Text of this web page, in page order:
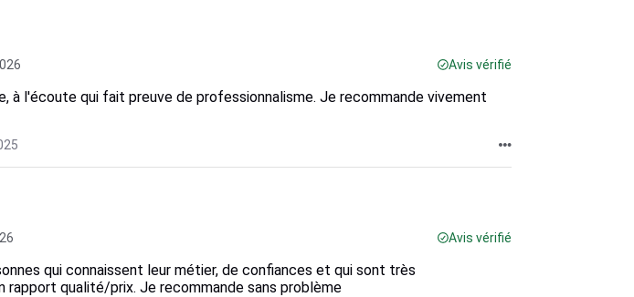
Avis vérifié
à l'écoute qui fait preuve de professionnalisme. Je recommande vivement
Avis vérifié
qui connaissent leur métier, de confiances et qui sont très
rapport qualité/prix. Je recommande sans problème